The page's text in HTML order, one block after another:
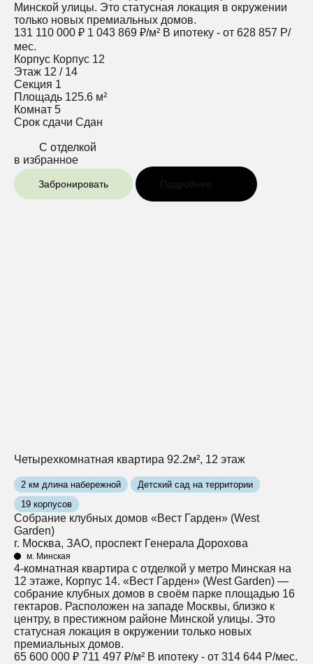
Минской улицы. Это статусная локация в окружении
только новых премиальных домов.
131 110 000 ₽ 1 043 869 ₽/м² В ипотеку - от 628 857 Р/
мес.
Корпус Корпус 12
Этаж 12 / 14
Секция 1
Площадь 125.6 м²
Комнат 5
Срок сдачи Сдан
С отделкой
в избранное
Забронировать Подробнее
Четырехкомнатная квартира 92.2м², 12 этаж
2 км длина набережной
Детский сад на территории
19 корпусов
Собрание клубных домов «Вест Гарден» (West
Garden)
г. Москва, ЗАО, проспект Генерала Дорохова
м. Минская
4-комнатная квартира с отделкой у метро Минская на
12 этаже, Корпус 14. «Вест Гарден» (West Garden) —
собрание клубных домов в своём парке площадью 16
гектаров. Расположен на западе Москвы, близко к
центру, в престижном районе Минской улицы. Это
статусная локация в окружении только новых
премиальных домов.
65 600 000 ₽ 711 497 ₽/м² В ипотеку - от 314 644 Р/мес.